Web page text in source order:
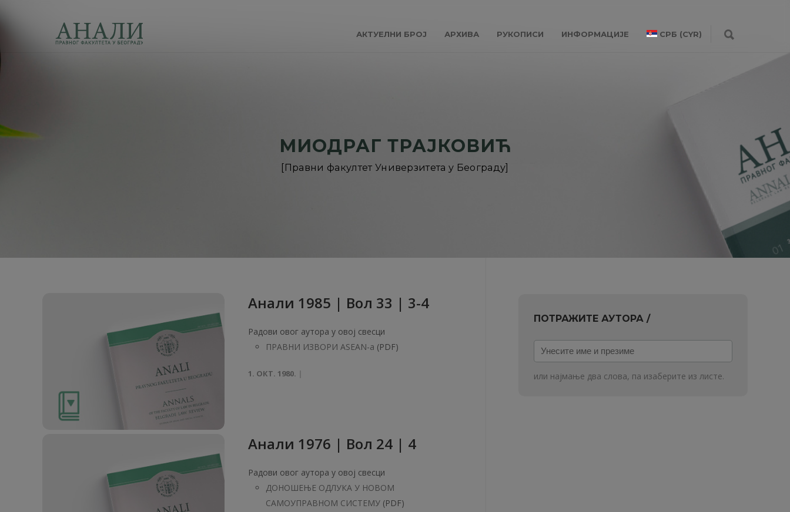
АКТУЕЛНИ БРОЈ АРХИВА РУКОПИСИ ИНФОРМАЦИЈЕ СРБ (CYR)
МИОДРАГ ТРАЈКОВИЋ
[Правни факултет Универзитета у Београду]
Анaли 1985 | Вол 33 | 3-4
Радови овог аутора у овој свесци
ПРАВНИ ИЗВОРИ ASEAN-a (PDF)
1. ОКТ. 1980.
Анaли 1976 | Вол 24 | 4
Радови овог аутора у овој свесци
ДОНОШЕЊЕ ОДЛУКА У НОВОМ
САМОУПРАВНОМ СИСТЕМУ (PDF)
ПОТРАЖИТЕ АУТОРА /
Унесите
име
и
или најмање два слова, па изаберите из листе.